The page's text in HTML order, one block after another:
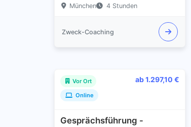
und offener Kommunikation.
München 4 Stunden
Zweck-Coaching
Vor Ort
Online
ab 1.297,10 €
Gesprächsführung -